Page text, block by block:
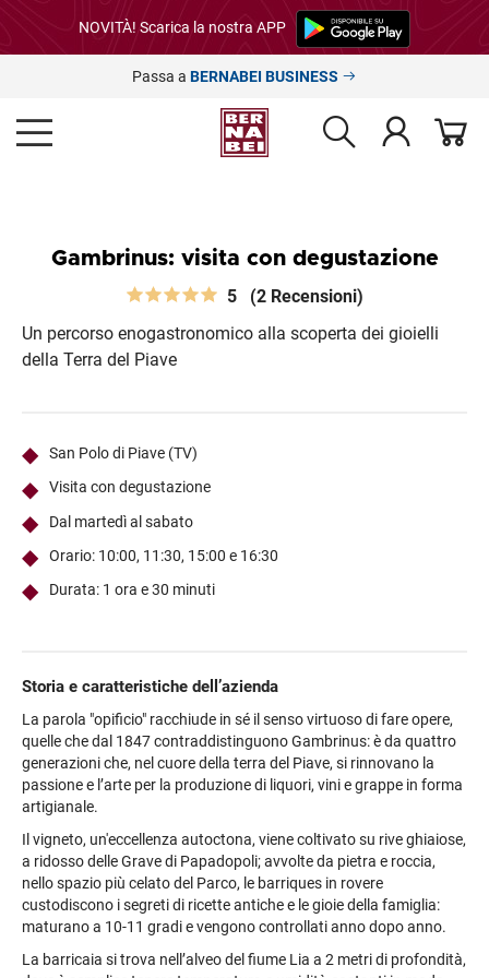
NOVITÀ! Scarica la nostra APP
Passa a BERNABEI BUSINESS
Gambrinus: visita con degustazione
5 (2 Recensioni)
Un percorso enogastronomico alla scoperta dei gioielli
della Terra del Piave
San Polo di Piave (TV)
Visita con degustazione
Dal martedì al sabato
Orario: 10:00, 11:30, 15:00 e 16:30
Durata: 1 ora e 30 minuti
Storia e caratteristiche dell’azienda
La parola "opificio" racchiude in sé il senso virtuoso di fare opere,
quelle che dal 1847 contraddistinguono Gambrinus: è da quattro
generazioni che, nel cuore della terra del Piave, si rinnovano la
passione e l’arte per la produzione di liquori, vini e grappe in forma
artigianale.
Il vigneto, un'eccellenza autoctona, viene coltivato su rive ghiaiose,
a ridosso delle Grave di Papadopoli; avvolte da pietra e roccia,
nello spazio più celato del Parco, le barriques in rovere
custodiscono i segreti di ricette antiche e le gioie della famiglia:
maturano a 10-11 gradi e vengono controllati anno dopo anno.
La barricaia si trova nell’alveo del fiume Lia a 2 metri di profondità,